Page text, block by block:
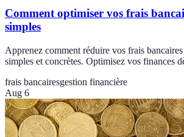
Comment optimiser vos frais
simples
Apprenez comment réduire vos frais
simples et concrètes. Optimisez vos finances
frais bancairesgestion financière
Aug 6